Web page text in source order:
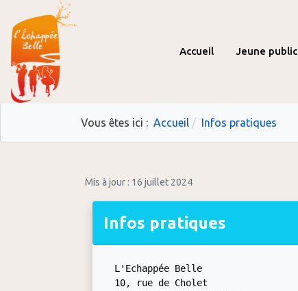
Accueil Jeune public
Vous êtes ici : Accueil Infos pratiques
Mis à jour : 16 juillet 2024
Infos pratiques
L'Echappée Belle
10, rue de Cholet